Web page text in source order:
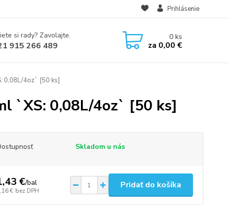
Prihlásenie
si rady? Zavolajte.
915 266 489
0ks
za 0,00 €
0,08L/4oz` [50 ks]
`XS: 0,08L/4oz` [50 ks]
Skladom u nás
€/bal
€ bez DPH
Pridať do košíka